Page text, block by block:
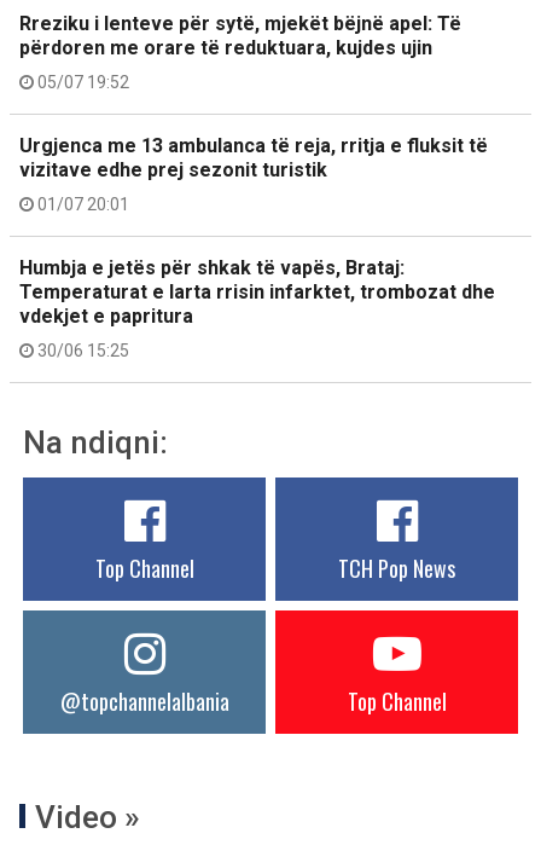
Rreziku i lenteve për sytë, mjekët bëjnë apel: Të
përdoren me orare të reduktuara, kujdes ujin
05/07 19:52
Urgjenca me 13 ambulanca të reja, rritja e fluksit të
vizitave edhe prej sezonit turistik
01/07 20:01
Humbja e jetës për shkak të vapës, Brataj:
Temperaturat e larta rrisin infarktet, trombozat dhe
vdekjet e papritura
30/06 15:25
Na ndiqni:
Top Channel TCH Pop News
@topchannelalbania Top Channel
Video »